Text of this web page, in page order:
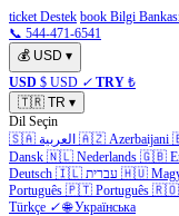
ticket Destek book Bilgi
📞 544-471-6541
💰 USD ▾
USD $ USD ✓ TRY ₺
🇹🇷 TR ▾
Dil Seçin
🇸🇦 العربية 🇦🇿 Azerbaijani
Dansk 🇳🇱 Nederlands 🇬🇧
Deutsch 🇮🇱 עברית 🇭🇺
Português 🇵🇹 Português 🇷🇴
Türkçe ✓ 🌐 Українська